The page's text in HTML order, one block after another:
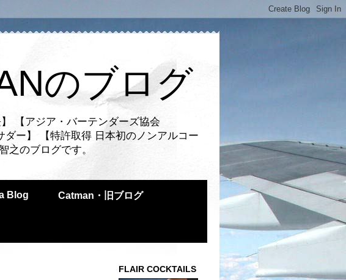
のブログ
【アジア・バーテンダーズ協会
ダー】 【特許取得 日本初のノンアルコー
のブログです。
Blog Catman・旧ブログ
FLAIR COCKTAILS